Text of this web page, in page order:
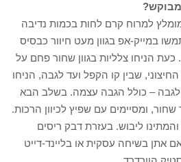
למרוח קרם לחות בכמות נדיבה
במייק-אפ בגוון מעט חיוור כבסיס
כעת הניחו צלליות בגוון שחור פחם על
שבין קו הקפל ועד לגבה, הניחו
לגבה – כולל הגבה עצמה. בשלב הבא
שחור, ומסיימים עם שפיץ לכיוון הרכות.
ליבוש. בעזרת דבק ריסים
אתן בשיחה עסקית או בליינד-דייט